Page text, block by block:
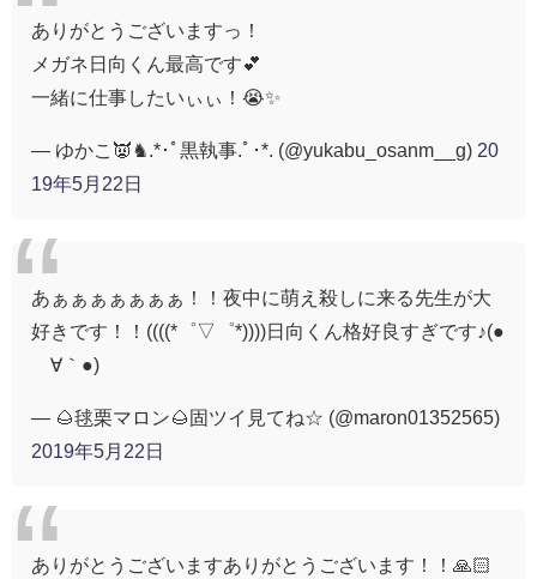
ありがとうございますっ！
メガネ日向くん最高です💕
一緒に仕事したいぃぃ！😭✨
— ゆかこ👿♞.*･ﾟ黒執事.ﾟ･*. (@yukabu_osanm__g) 20
19年5月22日
あぁぁぁぁぁぁぁ！！夜中に萌え殺しに来る先生が大
好きです！！((((*゜▽゜*))))日向くん格好良すぎです♪(●
´∀｀●)
— 🌰毬栗マロン🌰固ツイ見てね☆ (@maron01352565)
2019年5月22日
ありがとうございますありがとうございます！！🙏🏻